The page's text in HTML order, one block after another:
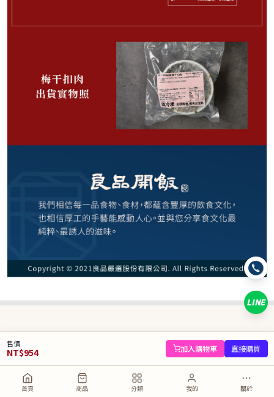
首頁 商品 分類 我的 關於
售價
NT$954 加入購物車 直接購買
NT$954NT$ 1,155
8.3折
剩 件
規格
− +
加入購物車 直接購買
LINE